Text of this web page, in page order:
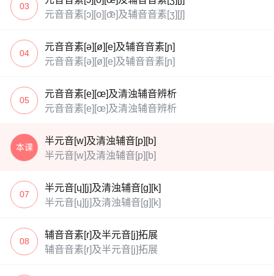
03
元音音素[ɔ][o][œ̃]及辅音音素[ʒ][∫]
04
元音音素[ə][ø][e]及辅音音素[ɲ]
元音音素[ə][ø][e]及辅音音素[ɲ]
05
元音音素[e][œ]及清浊辅音辨析
元音音素[e][œ]及清浊辅音辨析
本课
半元音[w]及清浊辅音[p][b]
半元音[w]及清浊辅音[p][b]
07
半元音[ɥ][j]及清浊辅音[g][k]
半元音[ɥ][j]及清浊辅音[g][k]
08
辅音音素[r]及半元音[j]拓展
辅音音素[r]及半元音[j]拓展